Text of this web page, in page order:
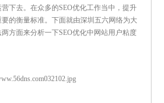
下去。在众多的SEO优化工作当中，提升
的衡量标准。下面就由深圳五六网络为大
方面来分析一下SEO优化中网站用户粘度